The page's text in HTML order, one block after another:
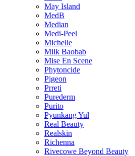
May Island
MedB
Median
Medi-Peel
Michelle
Milk Baobab
Mise En Scene
Phytoncide
Pigeon
Prreti
Purederm
Purito
Pyunkang Yul
Real Beauty
Realskin
Richenna
Rivecowe Beyond Beauty